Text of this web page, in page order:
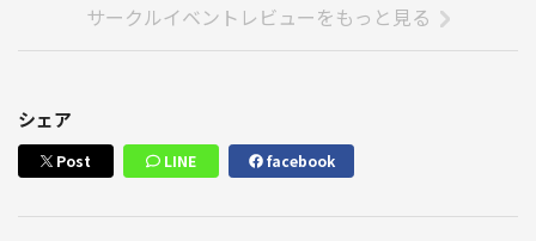
サークルイベントレビューをもっと見る
シェア
Post LINE facebook